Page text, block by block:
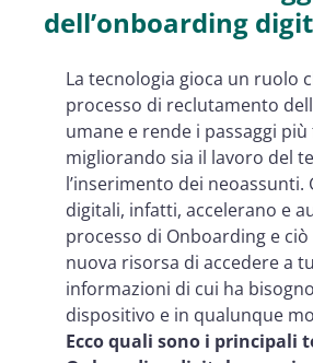
dell’onboarding
La tecnologia gioca un ruolo
processo di reclutamento
umane e rende i passaggi più
migliorando sia il lavoro del
l’inserimento dei neoassunti.
digitali, infatti, accelerano e
processo di Onboarding e
nuova risorsa di accedere a
informazioni di cui ha
dispositivo e in qualunque
Ecco quali sono i principali